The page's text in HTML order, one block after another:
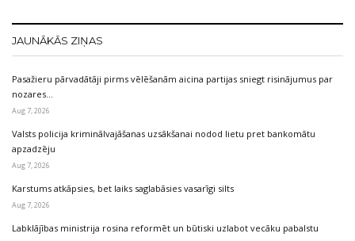
JAUNĀKĀS ZIŅAS
Pasažieru pārvadātāji pirms vēlēšanām aicina partijas sniegt risinājumus par
nozares…
Aug 7, 2026
Valsts policija kriminālvajāšanas uzsākšanai nodod lietu pret bankomātu
apzadzēju
Aug 7, 2026
Karstums atkāpsies, bet laiks saglabāsies vasarīgi silts
Aug 7, 2026
Labklājības ministrija rosina reformēt un būtiski uzlabot vecāku pabalstu